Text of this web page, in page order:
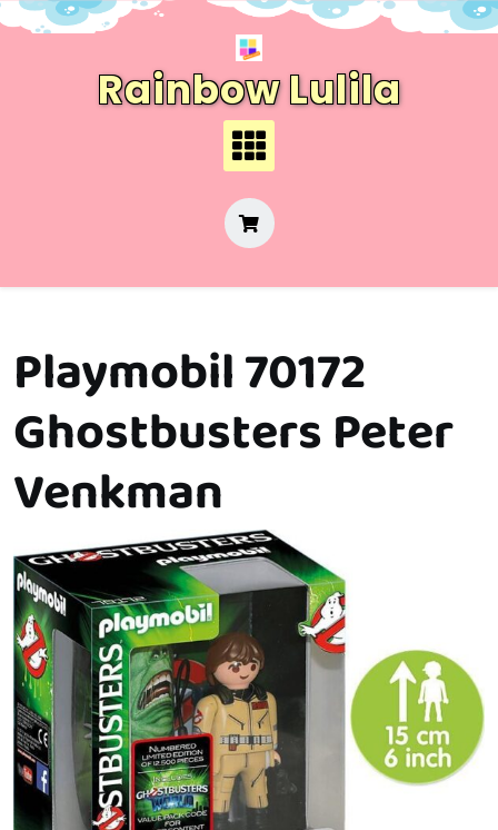
Skip
Rainbow Lulila
Playmobil 70172
Ghostbusters Peter
Venkman